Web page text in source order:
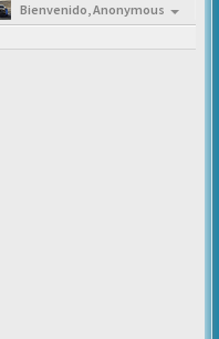
Bienvenido,Anonymous